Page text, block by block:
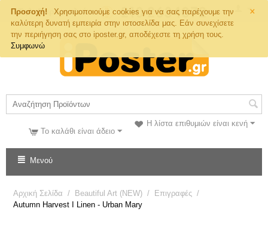
×
Προσοχή!
Χρησιμοποιούμε cookies για να σας παρέχουμε την
καλύτερη δυνατή εμπειρία στην ιστοσελίδα μας. Εάν συνεχίσετε
την περιήγηση σας στο iposter.gr, αποδέχεστε τη χρήση τους.
Συμφωνώ
Τηλ. Παραγγελιών
Η λίστα επιθυμιών είναι κενή
Το καλάθι είναι άδειο
Μενού
Αρχική Σελίδα / Beautiful Art (NEW) / Επιγραφές /
Autumn Harvest I Linen - Urban Mary